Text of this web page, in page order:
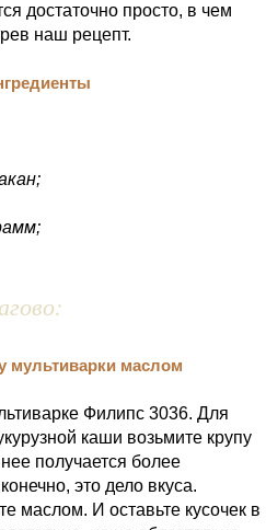
достаточно просто, в чем
наш рецепт.
Филипс 3036. Для
каши возьмите крупу
получается более
это дело вкуса.
маслом. И оставьте кусочек в